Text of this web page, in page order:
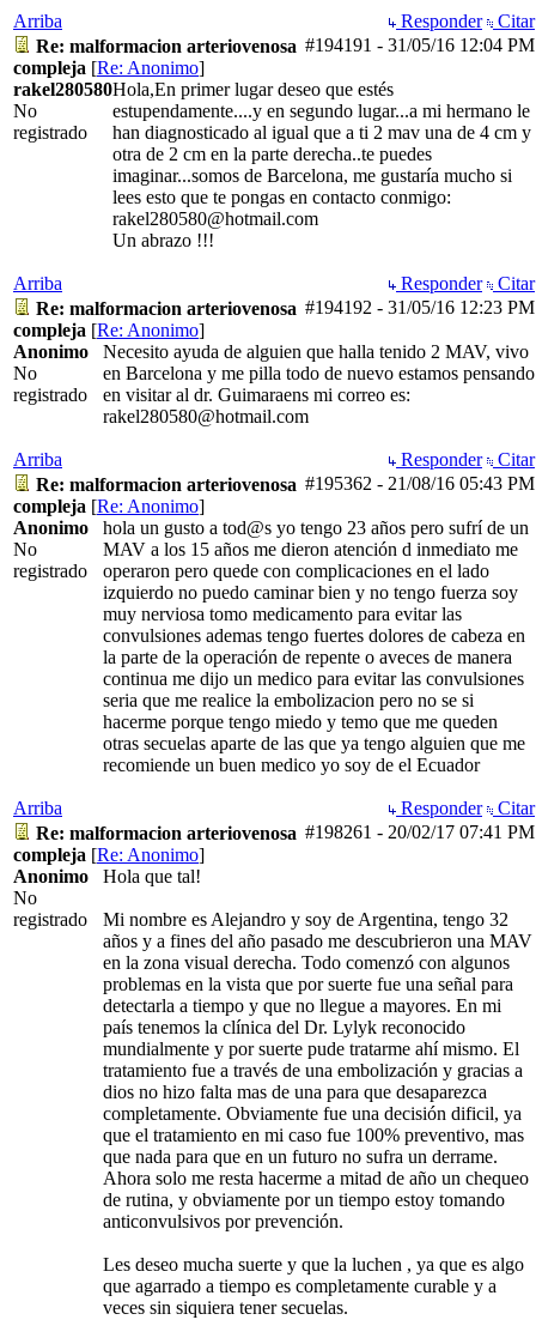
Arriba Responder
Citar
#194191 - 31/05/16 12:04 PM
Re: malformacion arteriovenosa
compleja [Re: Anonimo]
rakel280580
No
registrado
Hola,En primer lugar deseo que estés
estupendamente....y en segundo lugar...a mi hermano le
han diagnosticado al igual que a ti 2 mav una de 4 cm y
otra de 2 cm en la parte derecha..te puedes
imaginar...somos de Barcelona, me gustaría mucho si
lees esto que te pongas en contacto conmigo:
rakel280580@hotmail.com
Un abrazo !!!
Arriba Responder
Citar
#194192 - 31/05/16 12:23 PM
Re: malformacion arteriovenosa
compleja [Re: Anonimo]
Anonimo
No
registrado
Necesito ayuda de alguien que halla tenido 2 MAV, vivo
en Barcelona y me pilla todo de nuevo estamos pensando
en visitar al dr. Guimaraens mi correo es:
rakel280580@hotmail.com
Arriba Responder
Citar
#195362 - 21/08/16 05:43 PM
Re: malformacion arteriovenosa
compleja [Re: Anonimo]
Anonimo
No
registrado
hola un gusto a tod@s yo tengo 23 años pero sufrí de un
MAV a los 15 años me dieron atención d inmediato me
operaron pero quede con complicaciones en el lado
izquierdo no puedo caminar bien y no tengo fuerza soy
muy nerviosa tomo medicamento para evitar las
convulsiones ademas tengo fuertes dolores de cabeza en
la parte de la operación de repente o aveces de manera
continua me dijo un medico para evitar las convulsiones
seria que me realice la embolizacion pero no se si
hacerme porque tengo miedo y temo que me queden
otras secuelas aparte de las que ya tengo alguien que me
recomiende un buen medico yo soy de el Ecuador
Arriba Responder
Citar
#198261 - 20/02/17 07:41 PM
Re: malformacion arteriovenosa
compleja [Re: Anonimo]
Anonimo
No
registrado
Hola que tal!
Mi nombre es Alejandro y soy de Argentina, tengo 32
años y a fines del año pasado me descubrieron una MAV
en la zona visual derecha. Todo comenzó con algunos
problemas en la vista que por suerte fue una señal para
detectarla a tiempo y que no llegue a mayores. En mi
país tenemos la clínica del Dr. Lylyk reconocido
mundialmente y por suerte pude tratarme ahí mismo. El
tratamiento fue a través de una embolización y gracias a
dios no hizo falta mas de una para que desaparezca
completamente. Obviamente fue una decisión dificil, ya
que el tratamiento en mi caso fue 100% preventivo, mas
que nada para que en un futuro no sufra un derrame.
Ahora solo me resta hacerme a mitad de año un chequeo
de rutina, y obviamente por un tiempo estoy tomando
anticonvulsivos por prevención.
Les deseo mucha suerte y que la luchen , ya que es algo
que agarrado a tiempo es completamente curable y a
veces sin siquiera tener secuelas.